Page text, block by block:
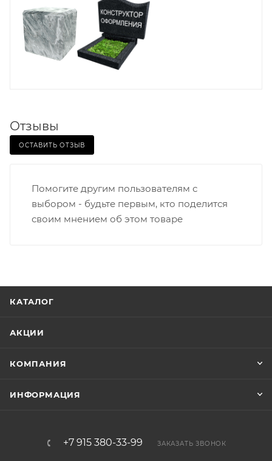
Отзывы
ОСТАВИТЬ ОТЗЫВ
Помогите другим пользователям с
выбором - будьте первым, кто поделится
своим мнением об этом товаре
КАТАЛОГ
АКЦИИ
КОМПАНИЯ
ИНФОРМАЦИЯ
+7 915 380-33-99 ЗАКАЗАТЬ ЗВОНОК